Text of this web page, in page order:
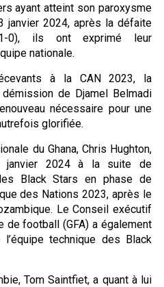
ayant atteint son paroxysme
janvier 2024, après la défaite
0), ils ont exprimé leur
nationale.
à la CAN 2023, la
de Djamel Belmadi
nécessaire pour une
glorifiée.
du Ghana, Chris Hughton,
janvier 2024 à la suite de
Black Stars en phase de
des Nations 2023, après le
Le Conseil exécutif
de football (GFA) a également
technique des Black
Tom Saintfiet, a quant à lui